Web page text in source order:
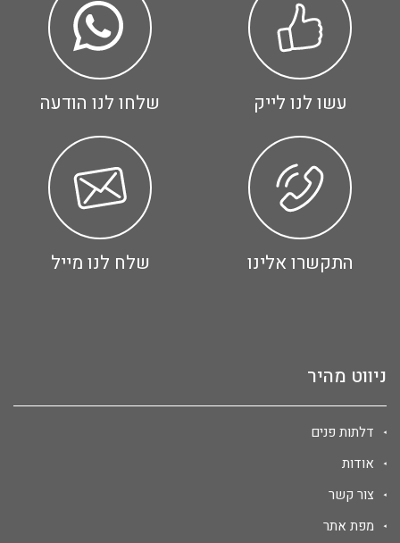
עשו לנו לייק שלחו לנו הודעה
התקשרו אלינו שלח לנו מייל
ניווט מהיר
דלתות פנים
אודות
צור קשר
מפת אתר